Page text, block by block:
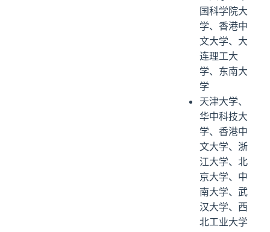
国科学院大
学、香港中
文大学、大
连理工大
学、东南大
学
天津大学、
华中科技大
学、香港中
文大学、浙
江大学、北
京大学、中
南大学、武
汉大学、西
北工业大学